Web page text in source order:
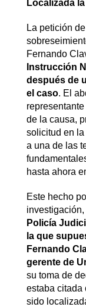
Localizada
La petición
Fernando
Instrucción
después de
el caso. El
de la causa,
solicitud en
a una de las
hasta ahora
Este hecho
Policía
la que
Fernando
gerente de
su toma de
estaba citada
sido